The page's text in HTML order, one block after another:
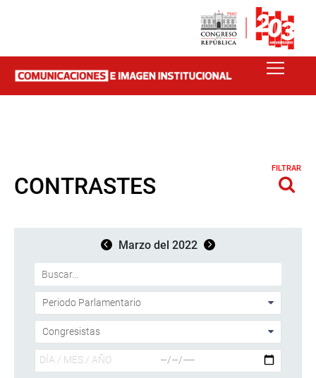
CONTRASTES
FILTRAR
Marzo del 2022